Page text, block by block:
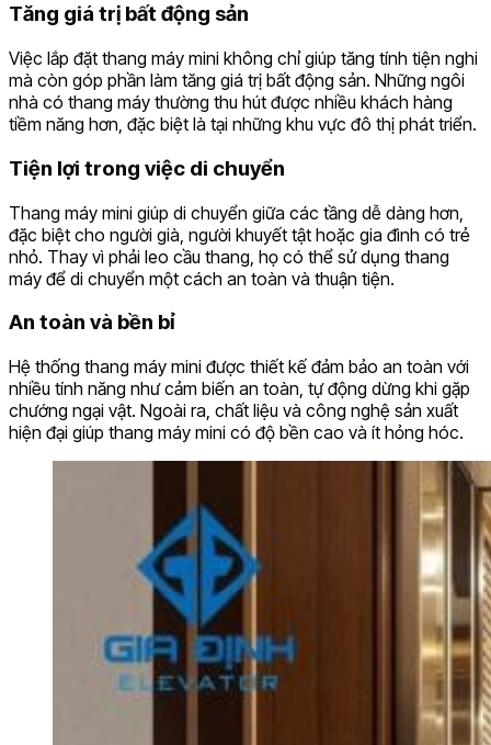
Tăng giá trị bất động sản
Việc lắp đặt thang máy mini không chỉ giúp tăng tính tiện nghi
mà còn góp phần làm tăng giá trị bất động sản. Những ngôi
nhà có thang máy thường thu hút được nhiều khách hàng
tiềm năng hơn, đặc biệt là tại những khu vực đô thị phát triển.
Tiện lợi trong việc di chuyển
Thang máy mini giúp di chuyển giữa các tầng dễ dàng hơn,
đặc biệt cho người già, người khuyết tật hoặc gia đình có trẻ
nhỏ. Thay vì phải leo cầu thang, họ có thể sử dụng thang
máy để di chuyển một cách an toàn và thuận tiện.
An toàn và bền bỉ
Hệ thống thang máy mini được thiết kế đảm bảo an toàn với
nhiều tính năng như cảm biến an toàn, tự động dừng khi gặp
chướng ngại vật. Ngoài ra, chất liệu và công nghệ sản xuất
hiện đại giúp thang máy mini có độ bền cao và ít hỏng hóc.